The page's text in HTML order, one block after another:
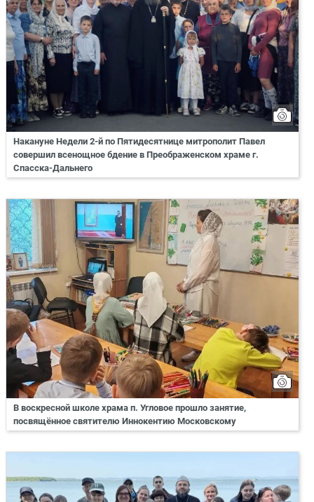
Накануне Недели 2-й по Пятидесятнице митрополит Павел
совершил всенощное бдение в Преображенском храме г.
Спасска-Дальнего
В воскресной школе храма п. Угловое прошло занятие,
посвящённое святителю Иннокентию Московскому